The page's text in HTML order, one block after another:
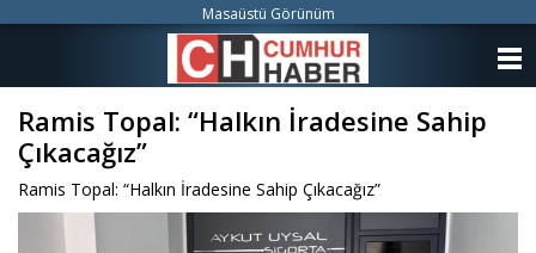
Ramis Topal: “Halkın İradesine Sahip
Çıkacağız”
Ramis Topal: “Halkın İradesine Sahip Çıkacağız”
Masaüstü Görünüm
KATEGORİLER
ANKETLER